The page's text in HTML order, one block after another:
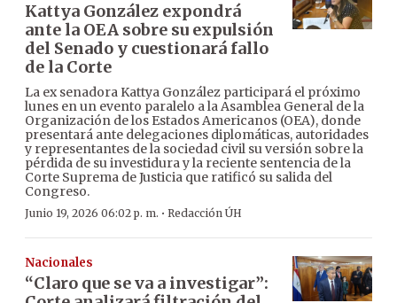
Kattya González expondrá
ante la OEA sobre su expulsión
del Senado y cuestionará fallo
de la Corte
La ex senadora Kattya González participará el próximo
lunes en un evento paralelo a la Asamblea General de la
Organización de los Estados Americanos (OEA), donde
presentará ante delegaciones diplomáticas, autoridades
y representantes de la sociedad civil su versión sobre la
pérdida de su investidura y la reciente sentencia de la
Corte Suprema de Justicia que ratificó su salida del
Congreso.
Junio 19, 2026 06:02 p. m. · Redacción ÚH
Nacionales
“Claro que se va a investigar”: